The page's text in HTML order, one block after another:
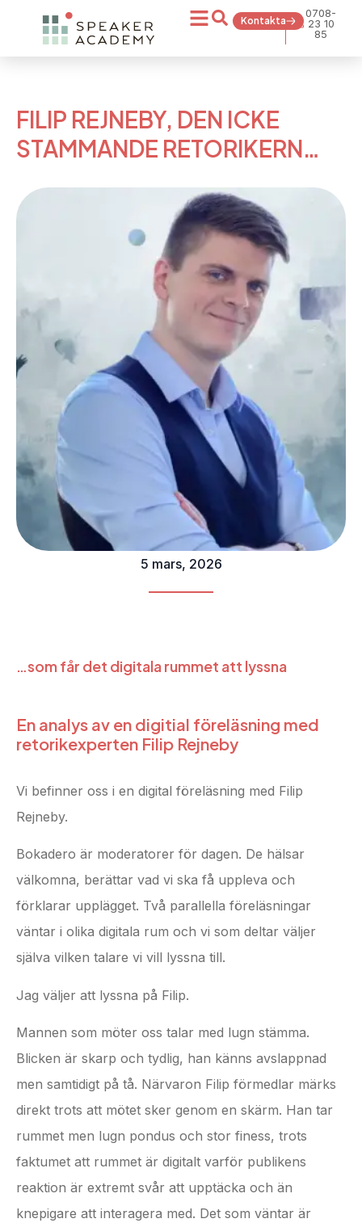
Kontakta
0708-
23 10
85
FILIP REJNEBY, DEN ICKE
STAMMANDE RETORIKERN…
5 mars, 2026
…som får det digitala rummet att lyssna
En analys av en digitial föreläsning med
retorikexperten Filip Rejneby
Vi befinner oss i en digital föreläsning med Filip
Rejneby.
Bokadero är moderatorer för dagen. De hälsar
välkomna, berättar vad vi ska få uppleva och
förklarar upplägget. Två parallella föreläsningar
väntar i olika digitala rum och vi som deltar väljer
själva vilken talare vi vill lyssna till.
Jag väljer att lyssna på Filip.
Mannen som möter oss talar med lugn stämma.
Blicken är skarp och tydlig, han känns avslappnad
men samtidigt på tå. Närvaron Filip förmedlar märks
direkt trots att mötet sker genom en skärm. Han tar
rummet men lugn pondus och stor finess, trots
faktumet att rummet är digitalt varför publikens
reaktion är extremt svår att upptäcka och än
knepigare att interagera med. Det som väntar är